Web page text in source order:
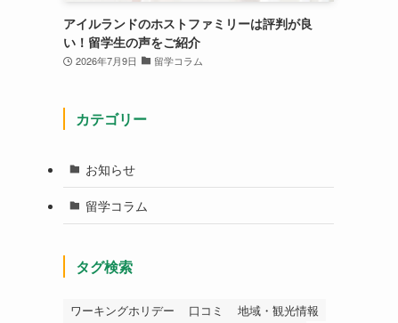
アイルランドのホストファミリーは評判が良
い！留学生の声をご紹介
2026年7月9日 留学コラム
カテゴリー
お知らせ
留学コラム
タグ検索
ワーキングホリデー 口コミ
地域・観光情報